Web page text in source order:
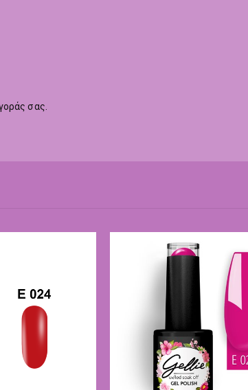
σας.